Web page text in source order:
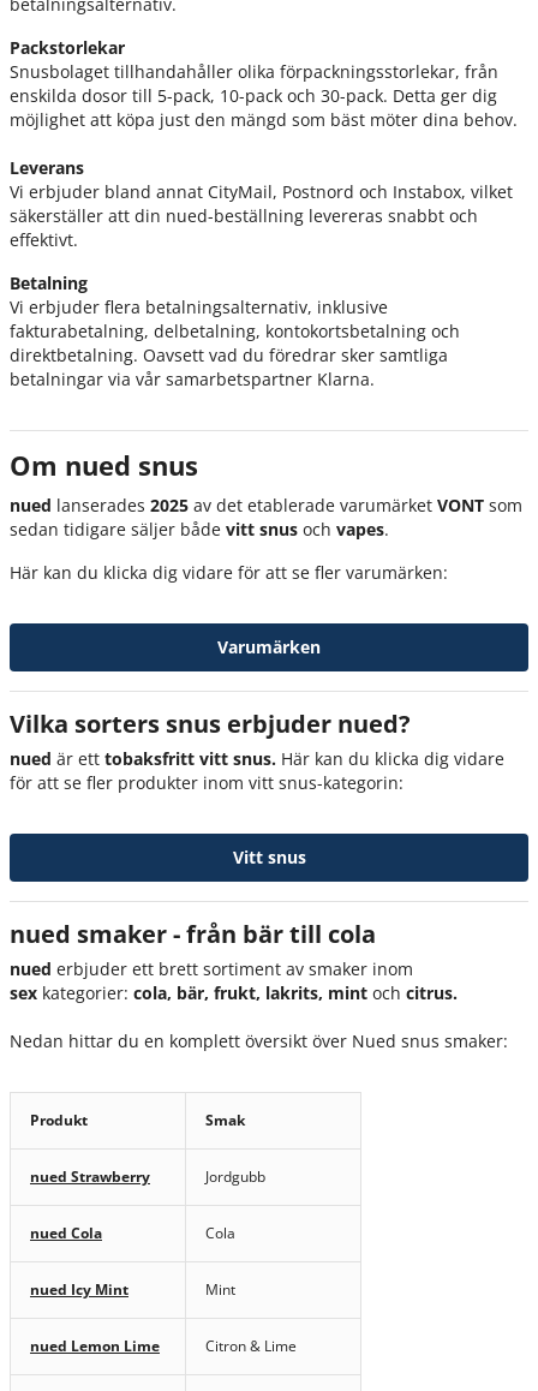
betalningsalternativ.
Packstorlekar
Snusbolaget tillhandahåller olika förpackningsstorlekar, från
enskilda dosor till 5-pack, 10-pack och 30-pack. Detta ger dig
möjlighet att köpa just den mängd som bäst möter dina behov.
Leverans
Vi erbjuder bland annat CityMail, Postnord och Instabox, vilket
säkerställer att din nued-beställning levereras snabbt och
effektivt.
Betalning
Vi erbjuder flera betalningsalternativ, inklusive
fakturabetalning, delbetalning, kontokortsbetalning och
direktbetalning. Oavsett vad du föredrar sker samtliga
betalningar via vår samarbetspartner Klarna.
Om nued snus
nued lanserades 2025 av det etablerade varumärket VONT som
sedan tidigare säljer både vitt snus och vapes.
Här kan du klicka dig vidare för att se fler varumärken:
Varumärken
Vilka sorters snus erbjuder nued?
nued är ett tobaksfritt vitt snus. Här kan du klicka dig vidare
för att se fler produkter inom vitt snus-kategorin:
Vitt snus
nued smaker - från bär till cola
nued erbjuder ett brett sortiment av smaker inom
sex kategorier: cola, bär, frukt, lakrits, mint och citrus.
Nedan hittar du en komplett översikt över Nued snus smaker:
Produkt Smak
nued Strawberry Jordgubb
nued Cola Cola
nued Icy Mint Mint
nued Lemon Lime Citron & Lime